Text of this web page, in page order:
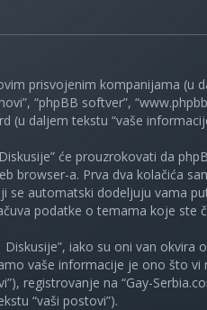
prisvojenim kompanijama (u
“phpBB softver”,
(u daljem tekstu “vaše
će prouzrokovati da
browser-a. Prva dva kolačića
se automatski dodeljuju vama
podatke o temama koje ste
iako su oni van okvira
vaše informacije je ono što
registrovanje na “Gay-
“vaši postovi”).